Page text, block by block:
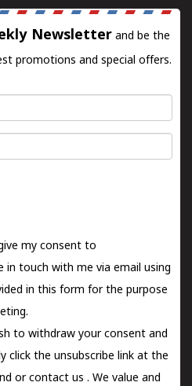
Newsletter and be the
promotions and special offers.
my consent to
in touch with me via email using
in this form for the purpose
to withdraw your consent and
click the unsubscribe link at the
orcontact us . We value and